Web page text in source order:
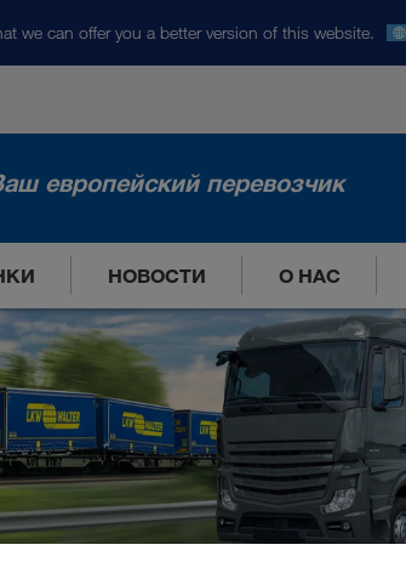
we can offer you a better version of this website.
европейский перевозчик
НОВОСТИ О НАС